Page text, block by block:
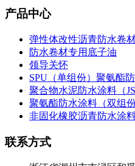
产品中心
弹性体改性沥青防水卷
防水卷材专用底子油
领导关怀
SPU（单组份）聚氨酯
聚合物水泥防水涂料（JS
聚氨酯防水涂料（双组份
非固化橡胶沥青防水涂
联系方式